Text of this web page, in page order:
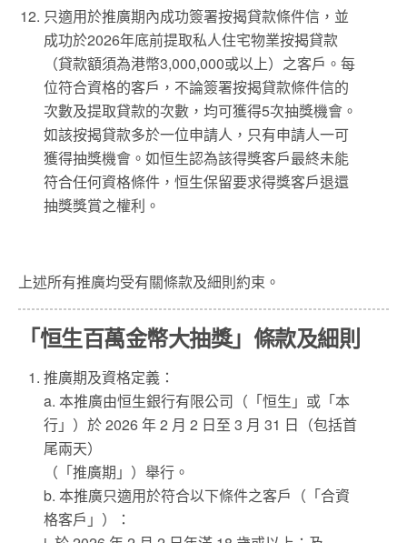
只適用於推廣期內成功簽署按揭貸款條件信，並
成功於2026年底前提取私人住宅物業按揭貸款
（貸款額須為港幣3,000,000或以上）之客戶。每
位符合資格的客戶，不論簽署按揭貸款條件信的
次數及提取貸款的次數，均可獲得5次抽獎機會。
如該按揭貸款多於一位申請人，只有申請人一可
獲得抽獎機會。如恒生認為該得獎客戶最終未能
符合任何資格條件，恒生保留要求得獎客戶退還
抽獎獎賞之權利。 ​
上述所有推廣均受有關條款及細則約束。
「恒生百萬金幣大抽獎」 條款及細則
推廣期及資格定義：
a. 本推廣由恒生銀行有限公司（「恒生」或「本
行」）於 2026 年 2 月 2 日至 3 月 31 日（包括首
尾兩天）
（「推廣期」）舉行。
b. 本推廣只適用於符合以下條件之客戶（「合資
格客戶」）：